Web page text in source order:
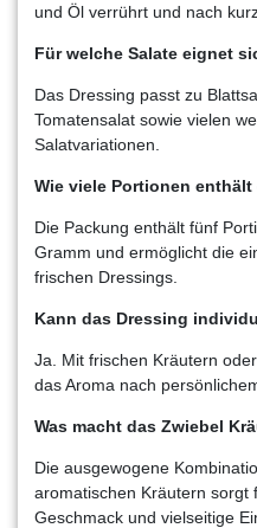
und Öl verrührt und nach
Für welche Salate eignet
Das Dressing passt zu
Tomatensalat sowie vielen
Salatvariationen.
Wie viele Portionen enthält
Die Packung enthält fünf
Gramm und ermöglicht die
frischen Dressings.
Kann das Dressing
Ja. Mit frischen Kräutern
das Aroma nach
Was macht das Zwiebel
Die ausgewogene
aromatischen Kräutern sorgt
Geschmack und vielseitige